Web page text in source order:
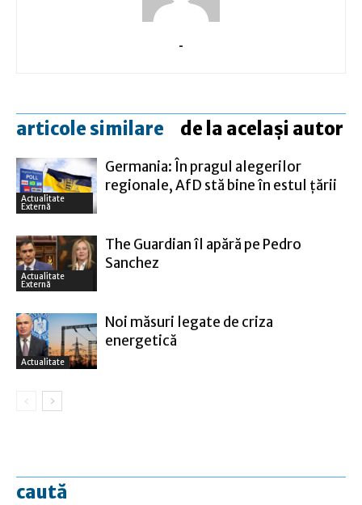
-
articole similare de la același autor
Actualitate
Externă
Germania: În pragul alegerilor
regionale, AfD stă bine în estul ţării
Actualitate
Externă
The Guardian îl apără pe Pedro
Sanchez
Actualitate
Noi măsuri legate de criza
energetică
caută